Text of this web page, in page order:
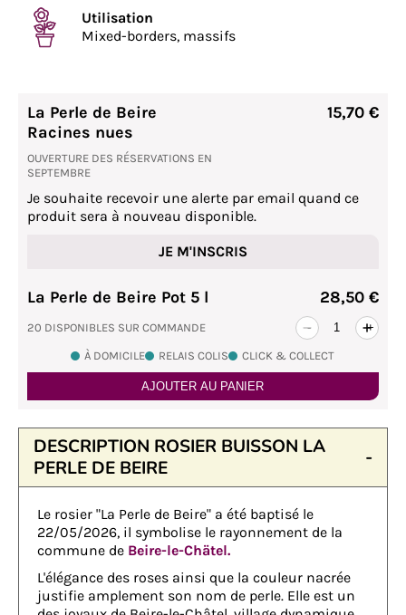
Utilisation
Mixed-borders, massifs
La Perle de Beire
Racines nues
OUVERTURE DES RÉSERVATIONS EN
SEPTEMBRE
15,70 €
Je souhaite recevoir une alerte par email quand ce
produit sera à nouveau disponible.
JE M'INSCRIS
La Perle de Beire Pot 5 l
20 DISPONIBLES SUR COMMANDE - +
28,50 €
À DOMICILE RELAIS COLIS CLICK & COLLECT
AJOUTER AU PANIER
DESCRIPTION ROSIER BUISSON LA
PERLE DE BEIRE
Le rosier "La Perle de Beire" a été baptisé le
22/05/2026, il symbolise le rayonnement de la
commune de Beire-le-Chätel.
L'élégance des roses ainsi que la couleur nacrée
justifie amplement son nom de perle. Elle est un